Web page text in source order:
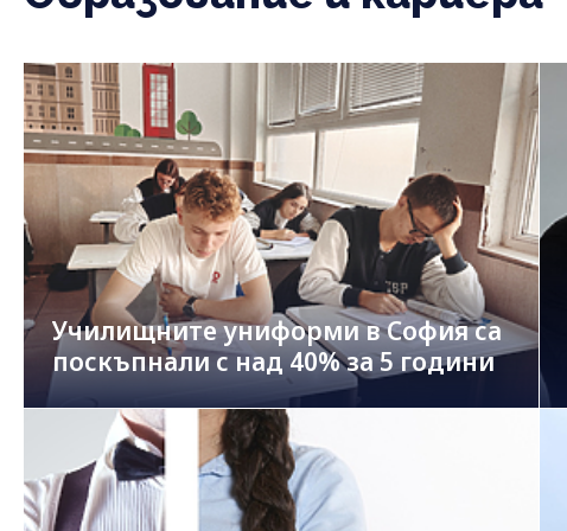
Училищните униформи в София са
поскъпнали с над 40% за 5 години